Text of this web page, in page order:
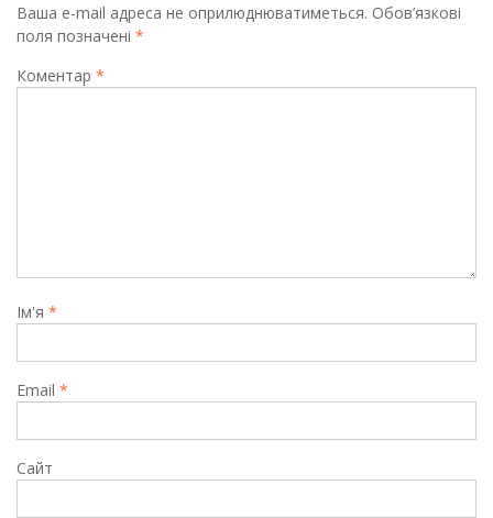
Ваша e-mail адреса не оприлюднюватиметься. Обов’язкові
поля позначені *
Коментар *
Ім'я *
Email *
Сайт